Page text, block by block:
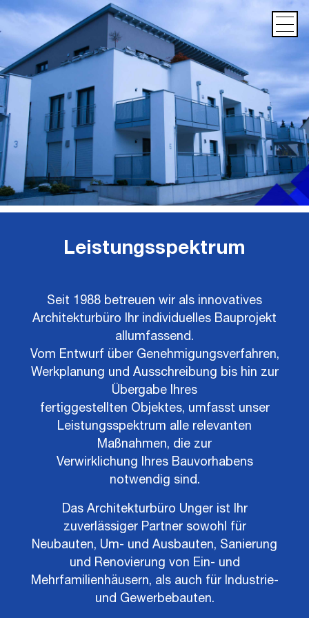
Startseite
Projekte
Karriere
Kontakt
Anfahrt
Impressum
Datenschutz
Leistungsspektrum
Seit 1988 betreuen wir als innovatives
Architekturbüro Ihr individuelles Bauprojekt
allumfassend.
Vom Entwurf über Genehmigungsverfahren,
Werkplanung und Ausschreibung bis hin zur
Übergabe Ihres
fertiggestellten Objektes, umfasst unser
Leistungsspektrum alle relevanten
Maßnahmen, die zur
Verwirklichung Ihres Bauvorhabens
notwendig sind.
Das Architekturbüro Unger ist Ihr
zuverlässiger Partner sowohl für
Neubauten, Um- und Ausbauten, Sanierung
und Renovierung von Ein- und
Mehrfamilienhäusern, als auch für Industrie-
und Gewerbebauten.